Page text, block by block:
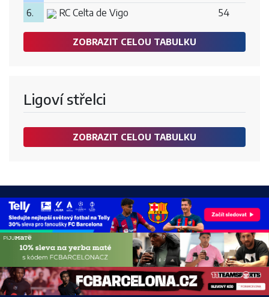
6.
RC Celta de Vigo 54
ZOBRAZIT CELOU TABULKU
Ligoví střelci
ZOBRAZIT CELOU TABULKU